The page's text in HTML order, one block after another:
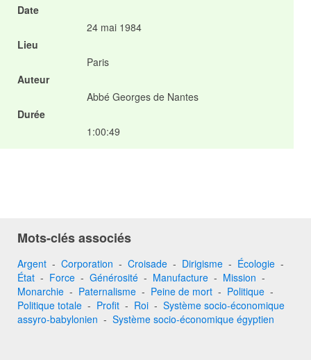
Date
24 mai 1984
Lieu
Paris
Auteur
Abbé Georges de Nantes
Durée
1:00:49
Mots-clés associés
Argent - Corporation - Croisade - Dirigisme - Écologie -
État - Force - Générosité - Manufacture - Mission -
Monarchie - Paternalisme - Peine de mort - Politique -
Politique totale - Profit - Roi - Système socio-économique
assyro-babylonien - Système socio-économique égyptien